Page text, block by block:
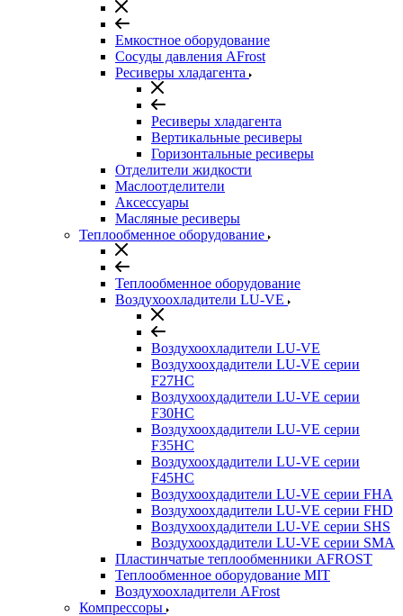
Емкостное оборудование
Сосуды давления AFrost
Ресиверы хладагента
Ресиверы хладагента
Вертикальные ресиверы
Горизонтальные ресиверы
Отделители жидкости
Маслоотделители
Аксессуары
Масляные ресиверы
Теплообменное оборудование
Теплообменное оборудование
Воздухоохладители LU-VE
Воздухоохладители LU-VE
Воздухоохдадители LU-VE серии
F27HC
Воздухоохдадители LU-VE серии
F30HC
Воздухоохдадители LU-VE серии
F35HC
Воздухоохдадители LU-VE серии
F45HC
Воздухоохдадители LU-VE серии FHA
Воздухоохдадители LU-VE серии FHD
Воздухоохдадители LU-VE серии SHS
Воздухоохдадители LU-VE серии SMA
Пластинчатые теплообменники AFROST
Теплообменное оборудование MIT
Воздухоохладители AFrost
Компрессоры